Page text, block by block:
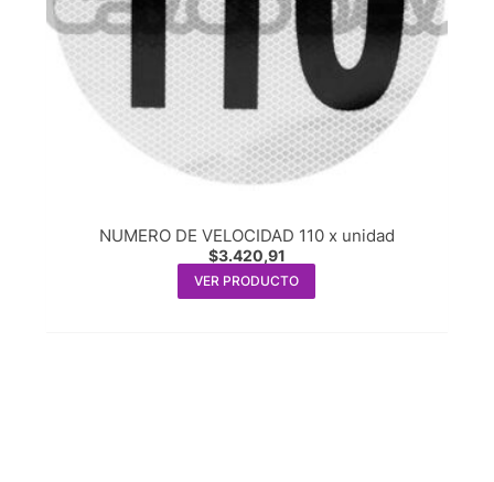
NUMERO DE VELOCIDAD 110 x unidad
$3.420,91
VER PRODUCTO